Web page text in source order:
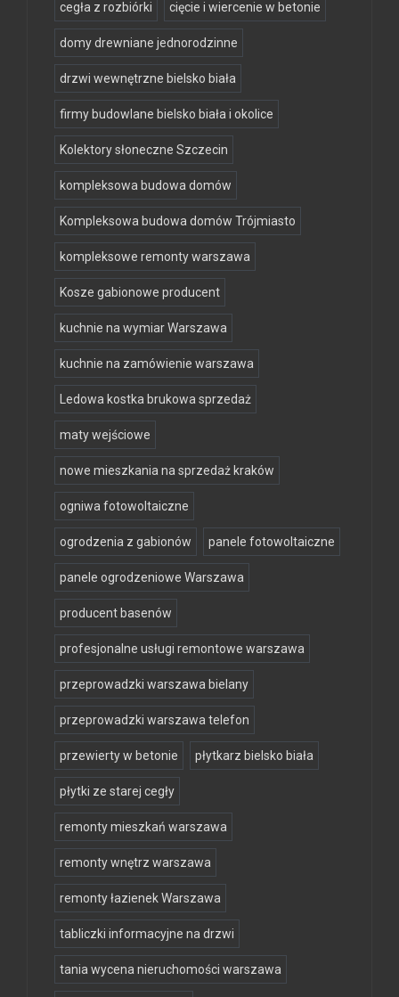
cegła z rozbiórki cięcie i wiercenie w betonie
domy drewniane jednorodzinne
drzwi wewnętrzne bielsko biała
firmy budowlane bielsko biała i okolice
Kolektory słoneczne Szczecin
kompleksowa budowa domów
Kompleksowa budowa domów Trójmiasto
kompleksowe remonty warszawa
Kosze gabionowe producent
kuchnie na wymiar Warszawa
kuchnie na zamówienie warszawa
Ledowa kostka brukowa sprzedaż
maty wejściowe
nowe mieszkania na sprzedaż kraków
ogniwa fotowoltaiczne
ogrodzenia z gabionów panele fotowoltaiczne
panele ogrodzeniowe Warszawa
producent basenów
profesjonalne usługi remontowe warszawa
przeprowadzki warszawa bielany
przeprowadzki warszawa telefon
przewierty w betonie płytkarz bielsko biała
płytki ze starej cegły
remonty mieszkań warszawa
remonty wnętrz warszawa
remonty łazienek Warszawa
tabliczki informacyjne na drzwi
tania wycena nieruchomości warszawa